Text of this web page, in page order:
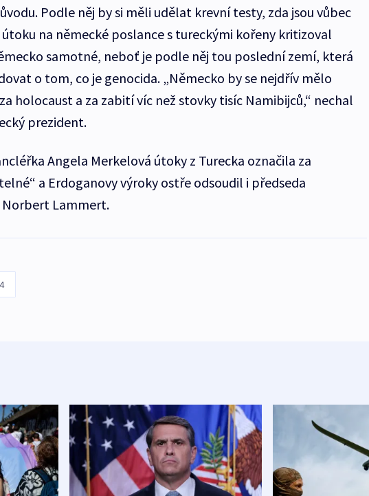
Podle něj by si měli udělat krevní testy, zda jsou vůbec
útoku na německé poslance s tureckými kořeny kritizoval
samotné, neboť je podle něj tou poslední zemí, která
o tom, co je genocida. „Německo by se nejdřív mělo
holocaust a za zabití víc než stovky tisíc Namibijců,“ nechal
prezident.
Angela Merkelová útoky z Turecka označila za
a Erdoganovy výroky ostře odsoudil i předseda
Lammert.